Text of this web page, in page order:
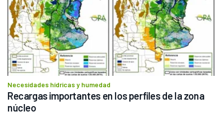
Necesidades hídricas y humedad
Recargas importantes en los perfiles de la zona
núcleo